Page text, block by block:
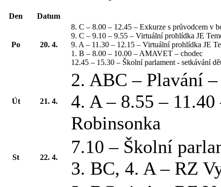
Den Datum
Po 20. 4.
8. C – 8.00 – 12.45 – Exkurze s průvodcem v
9. C – 9.10 – 9.55 – Virtuální prohlídka JE
9. A – 11.30 – 12.15 – Virtuální prohlídka JE
1. B – 8.00 – 10.00 – AMAVET – chodec
12.45 – 15.30 – Školní parlament - setkávání
Út 21. 4.
2. ABC – Plavání
4. A – 8.55 –
Robinsonka
St 22. 4.
7.10 – Školní
3. BC, 4. A – RZ